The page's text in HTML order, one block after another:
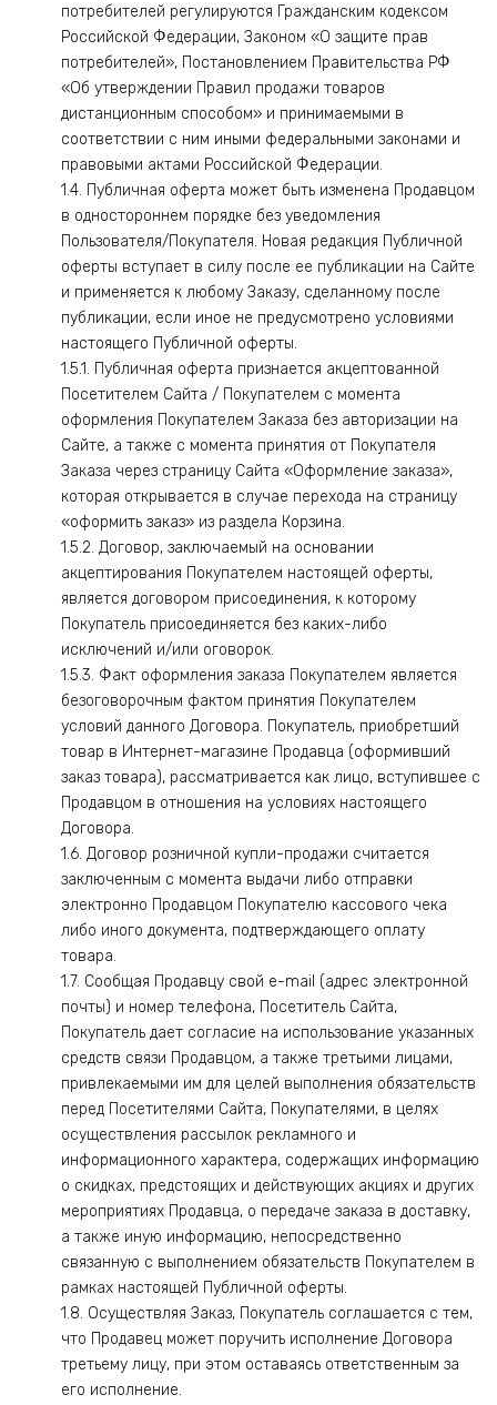
потребителей регулируются Гражданским кодексом
Российской Федерации, Законом «О защите прав
потребителей», Постановлением Правительства РФ
«Об утверждении Правил продажи товаров
дистанционным способом» и принимаемыми в
соответствии с ним иными федеральными законами и
правовыми актами Российской Федерации.
1.4. Публичная оферта может быть изменена Продавцом
в одностороннем порядке без уведомления
Пользователя/Покупателя. Новая редакция Публичной
оферты вступает в силу после ее публикации на Сайте
и применяется к любому Заказу, сделанному после
публикации, если иное не предусмотрено условиями
настоящего Публичной оферты.
1.5.1. Публичная оферта признается акцептованной
Посетителем Сайта / Покупателем с момента
оформления Покупателем Заказа без авторизации на
Сайте, а также с момента принятия от Покупателя
Заказа через страницу Сайта «Оформление заказа»,
которая открывается в случае перехода на страницу
«оформить заказ» из раздела Корзина.
1.5.2. Договор, заключаемый на основании
акцептирования Покупателем настоящей оферты,
является договором присоединения, к которому
Покупатель присоединяется без каких-либо
исключений и/или оговорок.
1.5.3. Факт оформления заказа Покупателем является
безоговорочным фактом принятия Покупателем
условий данного Договора. Покупатель, приобретший
товар в Интернет-магазине Продавца (оформивший
заказ товара), рассматривается как лицо, вступившее с
Продавцом в отношения на условиях настоящего
Договора.
1.6. Договор розничной купли-продажи считается
заключенным с момента выдачи либо отправки
электронно Продавцом Покупателю кассового чека
либо иного документа, подтверждающего оплату
товара.
1.7. Сообщая Продавцу свой e-mail (адрес электронной
почты) и номер телефона, Посетитель Сайта,
Покупатель дает согласие на использование указанных
средств связи Продавцом, а также третьими лицами,
привлекаемыми им для целей выполнения обязательств
перед Посетителями Сайта, Покупателями, в целях
осуществления рассылок рекламного и
информационного характера, содержащих информацию
о скидках, предстоящих и действующих акциях и других
мероприятиях Продавца, о передаче заказа в доставку,
а также иную информацию, непосредственно
связанную с выполнением обязательств Покупателем в
рамках настоящей Публичной оферты.
1.8. Осуществляя Заказ, Покупатель соглашается с тем,
что Продавец может поручить исполнение Договора
третьему лицу, при этом оставаясь ответственным за
его исполнение.